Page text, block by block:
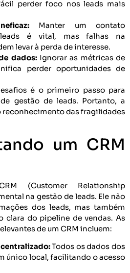
perder foco nos leads mais
Manter um contato
é vital, mas falhas na
levar à perda de interesse.
dados:Ignorar as métricas de
perder oportunidades de
é o primeiro passo para
gestão de leads. Portanto, a
reconhecimento das fragilidades
um CRM
(Customer Relationship
na gestão de leads. Ele não
dos leads, mas também
clara do pipeline de vendas. As
de um CRM incluem:
Todos os dados dos
único local, facilitando o acesso